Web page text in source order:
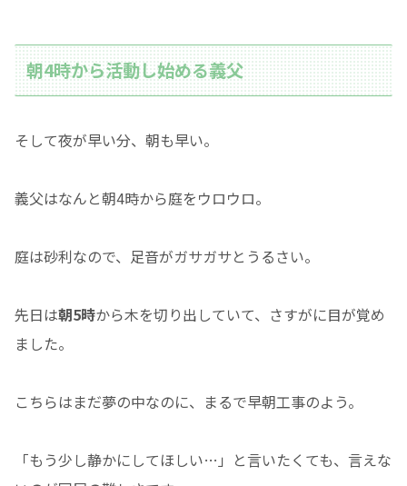
朝4時から活動し始める義父
そして夜が早い分、朝も早い。
義父はなんと朝4時から庭をウロウロ。
庭は砂利なので、足音がガサガサとうるさい。
先日は朝5時から木を切り出していて、さすがに目が覚め
ました。
こちらはまだ夢の中なのに、まるで早朝工事のよう。
「もう少し静かにしてほしい…」と言いたくても、言えな